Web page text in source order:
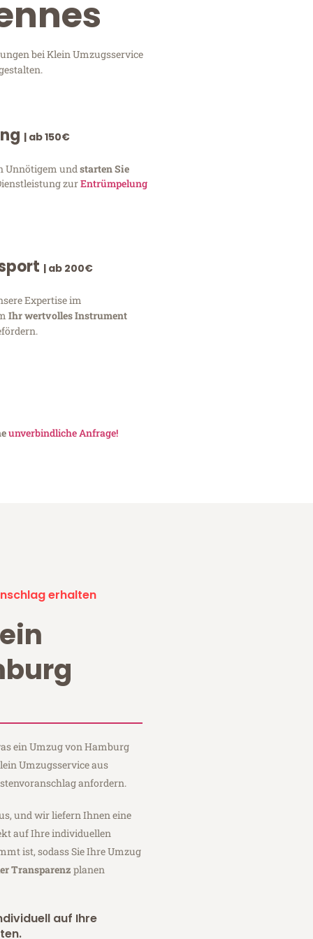
bei Klein Umzugsservice
| ab 150€
Unnötigem undstarten Sie
zurEntrümpelung
| ab 200€
Expertise im
Ihr wertvolles Instrument
unverbindliche Anfrage!
erhalten
ein Umzug von Hamburg
Umzugsservice aus
anfordern.
und wir liefern Ihnen eine
auf Ihre individuellen
ist, sodass Sie Ihre Umzug
Transparenz planen
auf Ihre